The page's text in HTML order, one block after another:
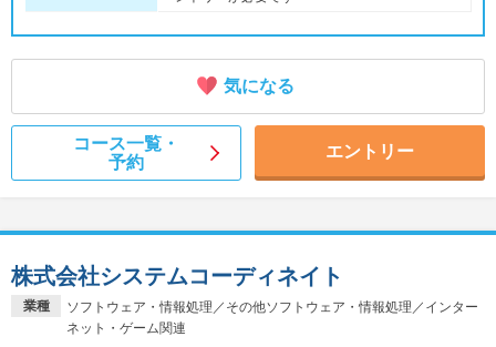
気になる
コース一覧・
予約
エントリー
業種
ソフトウェア・情報処理／その他ソフトウェア・情報処理／インター
ネット・ゲーム関連
株式会社システムコーディネイト